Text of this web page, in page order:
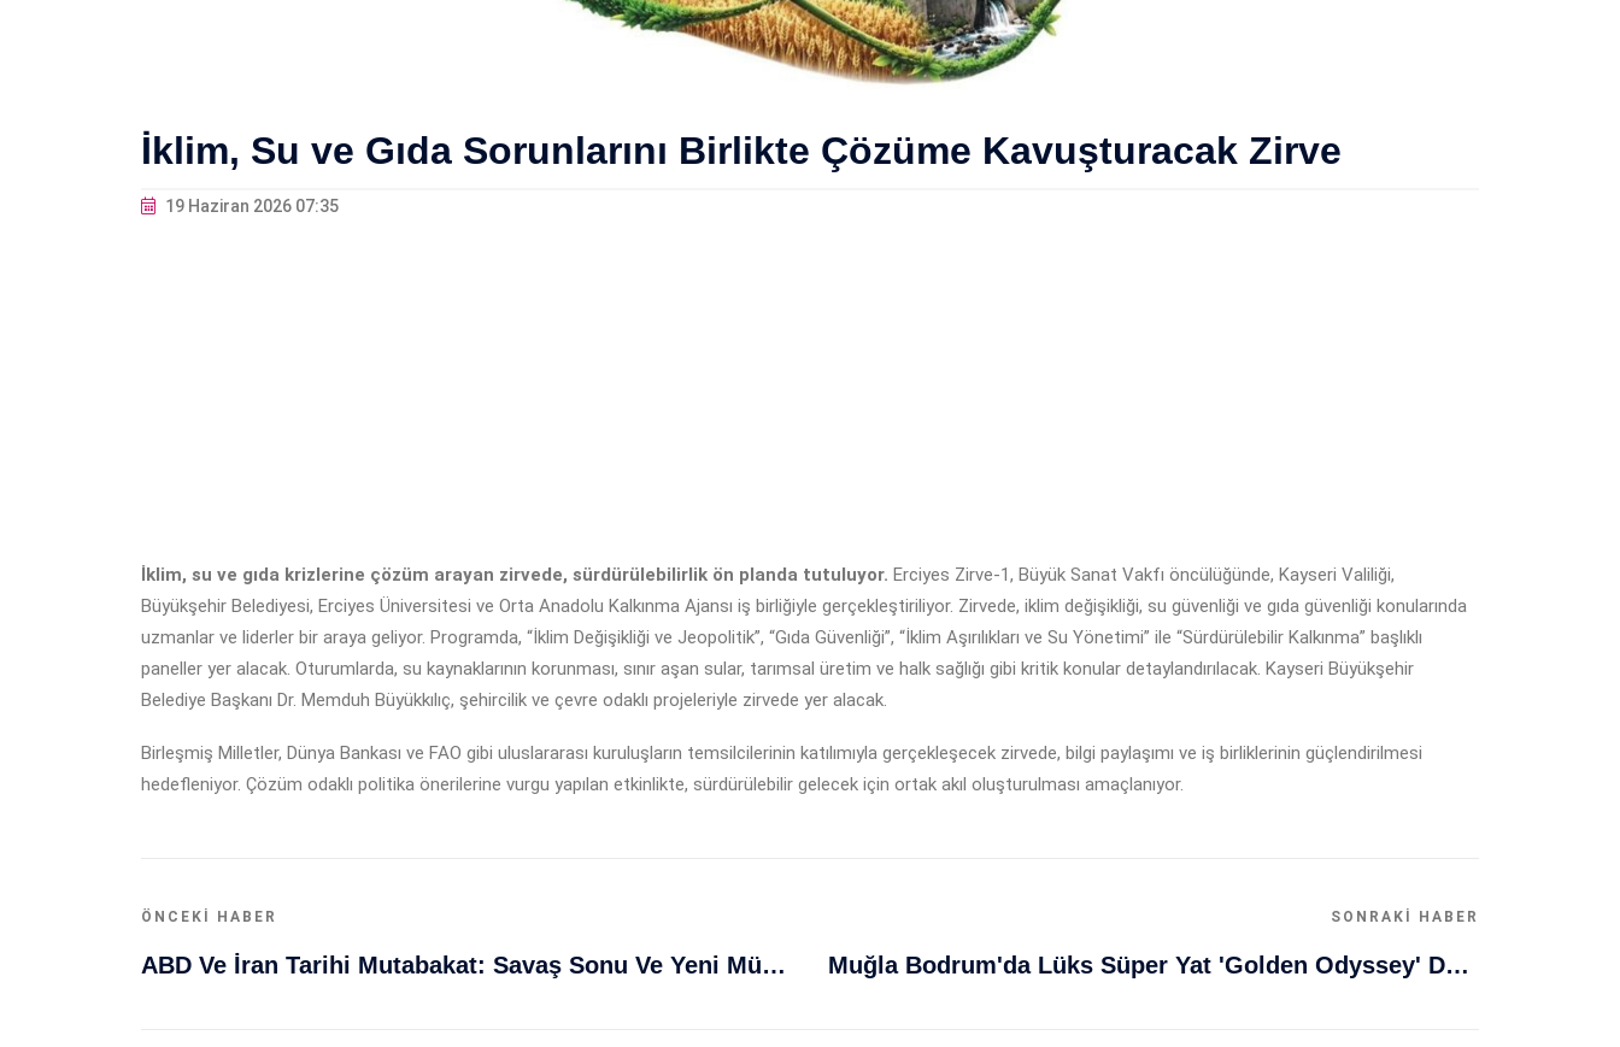
İklim, Su ve Gıda Sorunlarını Birlikte Çözüme Kavuşturacak Zirve
19 Haziran 2026 07:35
İklim, su ve gıda krizlerine çözüm arayan zirvede, sürdürülebilirlik ön planda tutuluyor. Erciyes Zirve-1, Büyük Sanat Vakfı öncülüğünde, Kayseri Valiliği,
Büyükşehir Belediyesi, Erciyes Üniversitesi ve Orta Anadolu Kalkınma Ajansı iş birliğiyle gerçekleştiriliyor. Zirvede, iklim değişikliği, su güvenliği ve gıda güvenliği konularında
uzmanlar ve liderler bir araya geliyor. Programda, “İklim Değişikliği ve Jeopolitik”, “Gıda Güvenliği”, “İklim Aşırılıkları ve Su Yönetimi” ile “Sürdürülebilir Kalkınma” başlıklı
paneller yer alacak. Oturumlarda, su kaynaklarının korunması, sınır aşan sular, tarımsal üretim ve halk sağlığı gibi kritik konular detaylandırılacak. Kayseri Büyükşehir
Belediye Başkanı Dr. Memduh Büyükkılıç, şehircilik ve çevre odaklı projeleriyle zirvede yer alacak.
Birleşmiş Milletler, Dünya Bankası ve FAO gibi uluslararası kuruluşların temsilcilerinin katılımıyla gerçekleşecek zirvede, bilgi paylaşımı ve iş birliklerinin güçlendirilmesi
hedefleniyor. Çözüm odaklı politika önerilerine vurgu yapılan etkinlikte, sürdürülebilir gelecek için ortak akıl oluşturulması amaçlanıyor.
ÖNCEKI HABER
ABD Ve İran Tarihi Mutabakat: Savaş Sonu Ve Yeni Müzakereler Başlıyor
SONRAKI HABER
Muğla Bodrum'da Lüks Süper Yat 'Golden Odyssey' Demirledi